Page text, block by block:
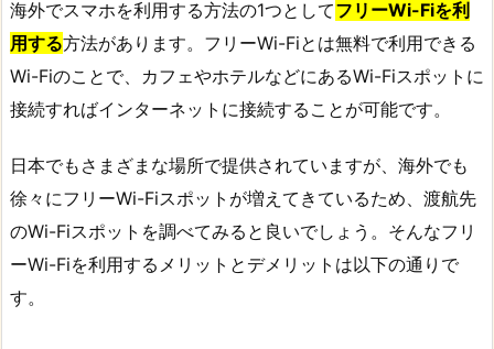
海外でスマホを利用する方法の1つとしてフリーWi-Fiを利
用する方法があります。フリーWi-Fiとは無料で利用できる
Wi-Fiのことで、カフェやホテルなどにあるWi-Fiスポットに
接続すればインターネットに接続することが可能です。
日本でもさまざまな場所で提供されていますが、海外でも
徐々にフリーWi-Fiスポットが増えてきているため、渡航先
のWi-Fiスポットを調べてみると良いでしょう。そんなフリ
ーWi-Fiを利用するメリットとデメリットは以下の通りで
す。